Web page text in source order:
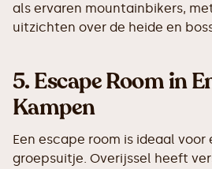
als ervaren mountainbikers,
uitzichten over de heide en
5.Escape Room in
Kampen
Een escape room is ideaal voor
groepsuitje. Overijssel heeft